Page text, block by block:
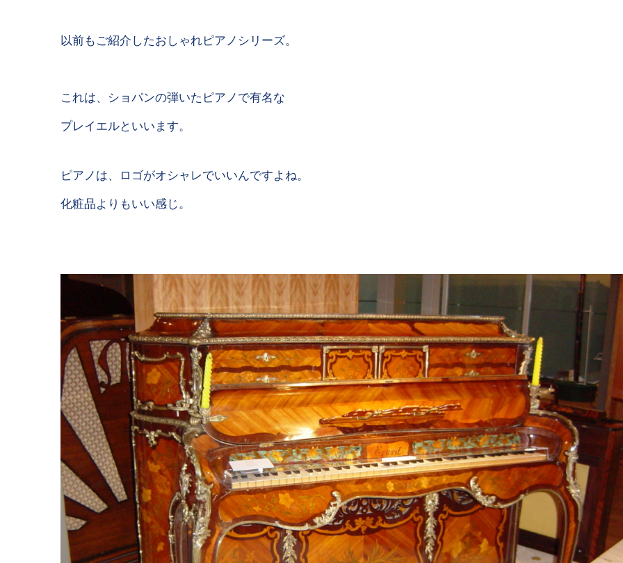
以前もご紹介したおしゃれピアノシリーズ。
これは、ショパンの弾いたピアノで有名な
プレイエルといいます。
ピアノは、ロゴがオシャレでいいんですよね。
化粧品よりもいい感じ。